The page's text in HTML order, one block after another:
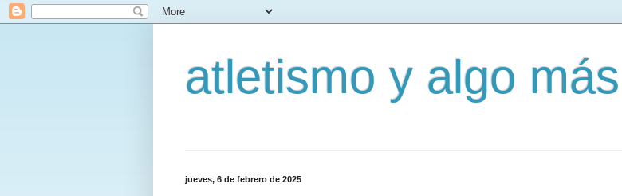
atletismo y algo más
jueves, 6 de febrero de 2025